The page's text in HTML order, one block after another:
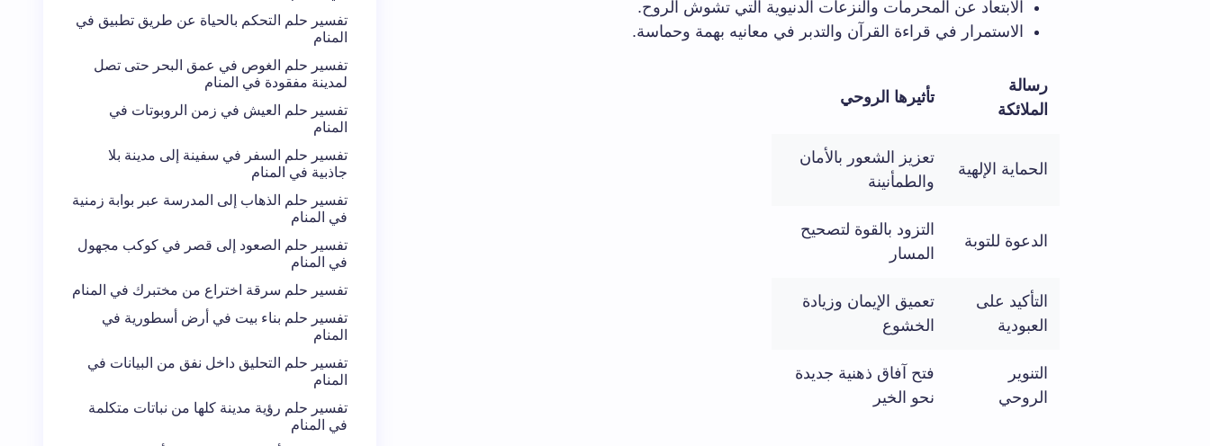
الابتعاد عن المحرمات والنزعات الدنيوية التي تشوش الروح.
الاستمرار في قراءة القرآن والتدبر في معانيه بهمة وحماسة.
رسالة
الملائكة
تأثيرها الروحي
الحماية الإلهية
تعزيز الشعور بالأمان
والطمأنينة
الدعوة للتوبة
التزود بالقوة لتصحيح
المسار
التأكيد على
العبودية
تعميق الإيمان وزيادة
الخشوع
التنوير
الروحي
فتح آفاق ذهنية جديدة
نحو الخير
تفسير حلم التحكم بالحياة عن طريق تطبيق في
المنام
تفسير حلم الغوص في عمق البحر حتى تصل
لمدينة مفقودة في المنام
تفسير حلم العيش في زمن الروبوتات في
المنام
تفسير حلم السفر في سفينة إلى مدينة بلا
جاذبية في المنام
تفسير حلم الذهاب إلى المدرسة عبر بوابة زمنية
في المنام
تفسير حلم الصعود إلى قصر في كوكب مجهول
في المنام
تفسير حلم سرقة اختراع من مختبرك في المنام
تفسير حلم بناء بيت في أرض أسطورية في
المنام
تفسير حلم التحليق داخل نفق من البيانات في
المنام
تفسير حلم رؤية مدينة كلها من نباتات متكلمة
في المنام